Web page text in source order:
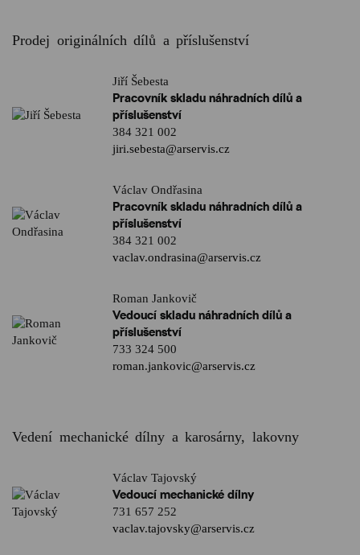
Prodej originálních dílů a příslušenství
Jiří Šebesta
Pracovník skladu náhradních dílů a
příslušenství
384 321 002
jiri.sebesta@arservis.cz
Václav Ondřasina
Pracovník skladu náhradních dílů a
příslušenství
384 321 002
vaclav.ondrasina@arservis.cz
Roman Jankovič
Vedoucí skladu náhradních dílů a
příslušenství
733 324 500
roman.jankovic@arservis.cz
Vedení mechanické dílny a karosárny, lakovny
Václav Tajovský
Vedoucí mechanické dílny
731 657 252
vaclav.tajovsky@arservis.cz